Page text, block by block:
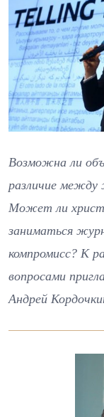
Возможна ли
различие между
Может ли
заниматься
компромисс? К
вопросами
Андрей